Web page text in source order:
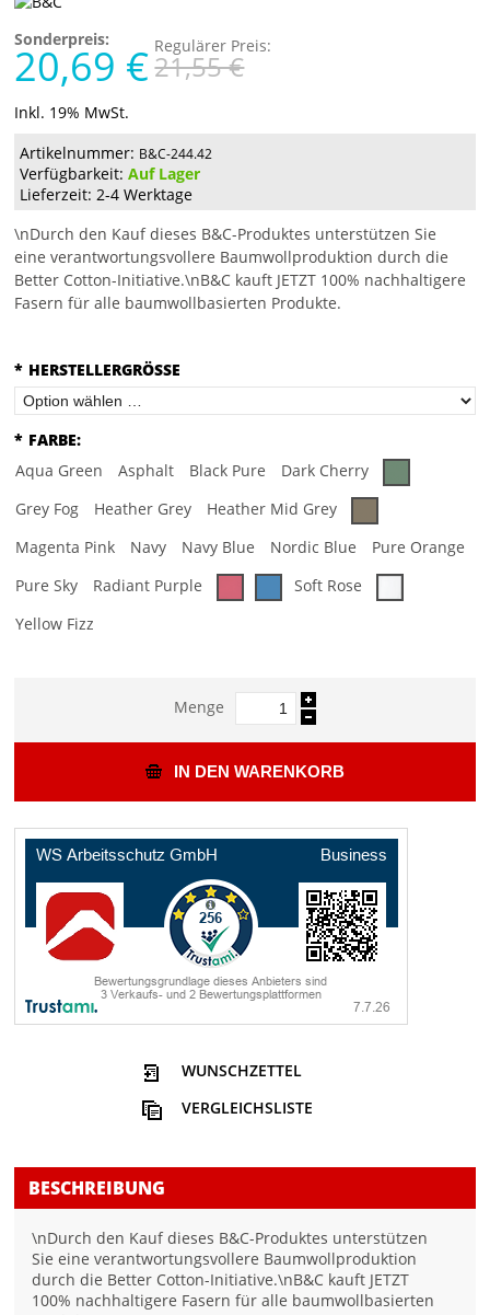
Sonderpreis:
20,69 € Regulärer Preis:
21,55 €
Inkl. 19% MwSt.
Artikelnummer: B&C-244.42
Verfügbarkeit:Auf Lager
Lieferzeit: 2-4 Werktage
\nDurch den Kauf dieses B&C-Produktes unterstützen Sie
eine verantwortungsvollere Baumwollproduktion durch die
Better Cotton-Initiative.\nB&C kauft JETZT 100% nachhaltigere
Fasern für alle baumwollbasierten Produkte.
* HERSTELLERGRÖSSE
* FARBE:
Aqua Green
Asphalt Black Pure
Dark Cherry
Grey Fog
Heather Grey
Heather Mid Grey
Magenta Pink
Navy Navy Blue Nordic Blue
Pure Orange
Pure Sky
Radiant Purple
Soft Rose
Yellow Fizz
Menge
IN DEN WARENKORB
WUNSCHZETTEL
VERGLEICHSLISTE
BESCHREIBUNG
\nDurch den Kauf dieses B&C-Produktes unterstützen
Sie eine verantwortungsvollere Baumwollproduktion
durch die Better Cotton-Initiative.\nB&C kauft JETZT
100% nachhaltigere Fasern für alle baumwollbasierten